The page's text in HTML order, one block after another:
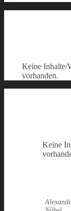
Keine Inhalte/
vorhanden.
Keine